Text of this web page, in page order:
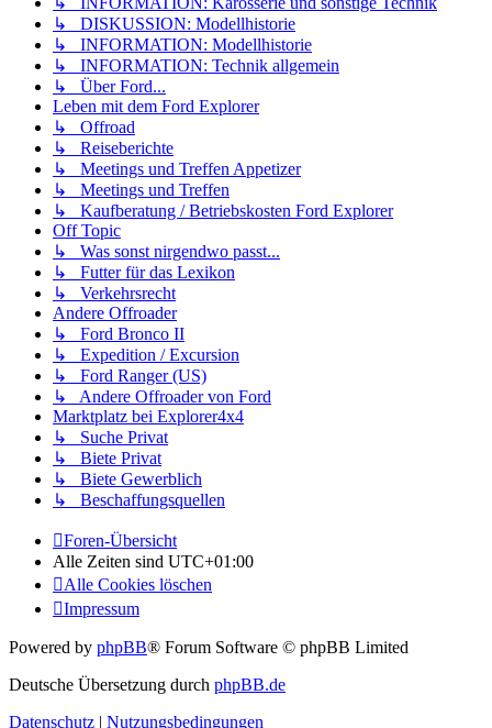
↳ DISKUSSION: Modellhistorie
↳ INFORMATION: Modellhistorie
↳ INFORMATION: Technik allgemein
↳ Über Ford...
Leben mit dem Ford Explorer
↳ Offroad
↳ Reiseberichte
↳ Meetings und Treffen Appetizer
↳ Meetings und Treffen
↳ Kaufberatung / Betriebskosten Ford Explorer
Off Topic
↳ Was sonst nirgendwo passt...
↳ Futter für das Lexikon
↳ Verkehrsrecht
Andere Offroader
↳ Ford Bronco II
↳ Expedition / Excursion
↳ Ford Ranger (US)
↳ Andere Offroader von Ford
Marktplatz bei Explorer4x4
↳ Suche Privat
↳ Biete Privat
↳ Biete Gewerblich
↳ Beschaffungsquellen
Foren-Übersicht
Alle Zeiten sind UTC+01:00
Alle Cookies löschen
Impressum
Powered by phpBB® Forum Software © phpBB Limited
Deutsche Übersetzung durch phpBB.de
Datenschutz | Nutzungsbedingungen